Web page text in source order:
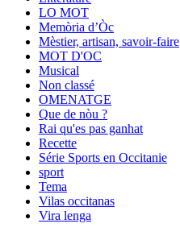
LO MOT
Memòria d’Òc
Mèstier, artisan, savoir-faire
MOT D'OC
Musical
Non classé
OMENATGE
Que de nòu ?
Rai qu'es pas ganhat
Recette
Série Sports en Occitanie
sport
Tema
Vilas occitanas
Vira lenga